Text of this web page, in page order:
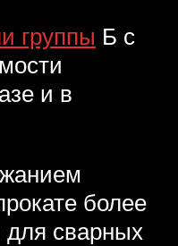
группы Б с
и в
более
для сварных